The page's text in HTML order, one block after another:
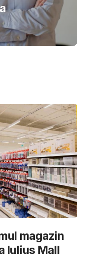
magazin
Iulius Mall